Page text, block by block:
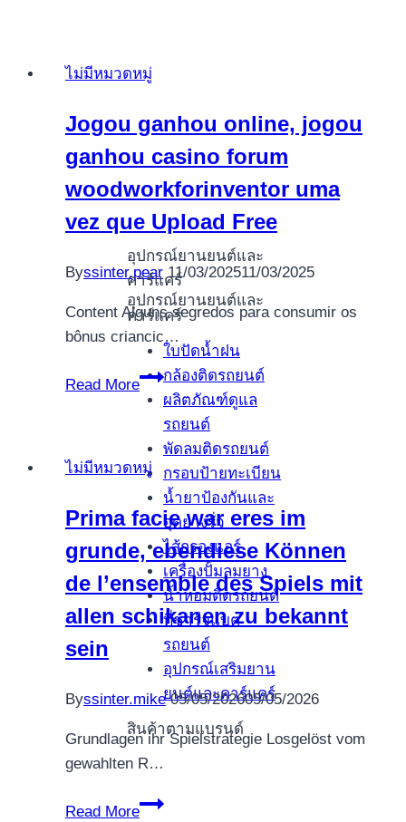
อุปกรณ์ยานยนต์และ
คาร์แคร์
อุปกรณ์ยานยนต์และ
คาร์แคร์
ใบปัดน้ำฝน
กล้องติดรถยนต์
ผลิตภัณฑ์ดูแล
รถยนต์
พัดลมติดรถยนต์
กรอบป้ายทะเบียน
น้ำยาป้องกันและ
อุดยางรั่ว
ไส้กรองแอร์
เครื่องปั้มลมยาง
น้ำหอมติดรถยนต์
ที่ชาร์จแบต
รถยนต์
อุปกรณ์เสริมยาน
ยนต์และคาร์แคร์
สินค้าตามแบรนด์
deposit
the
Subscription
best
free
online
slots
within
the
2026
ไม่มีหมวดหมู่
Jogou ganhou online, jogou
ganhou casino forum
woodworkforinventor uma
vez que Upload Free
Byssinter.pear 11/03/202511/03/2025
Content Alguns segredos para consumir os
bônus criancic…
Read More
Jogou
ganhou
online,
jogou
ganhou
casino
forum
woodworkforinventor
uma
vez
que
Upload
Free
ไม่มีหมวดหมู่
Prima facie war eres im
grunde, ebendiese Können
de l’ensemble des Spiels mit
allen schikanen zu bekannt
sein
Byssinter.mike 05/05/202605/05/2026
Grundlagen ihr Spielstrategie Losgelöst vom
gewahlten R…
Read More
Prima